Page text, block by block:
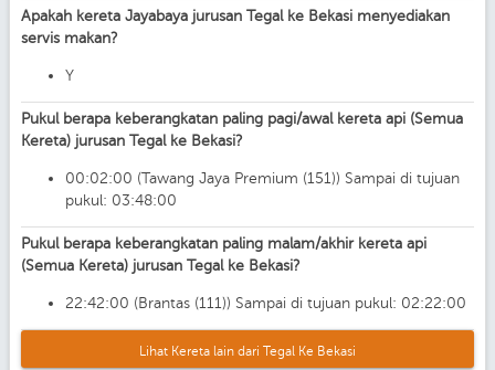
Apakah kereta Jayabaya jurusan Tegal ke Bekasi menyediakan
servis makan?
Y
Pukul berapa keberangkatan paling pagi/awal kereta api (Semua
Kereta) jurusan Tegal ke Bekasi?
00:02:00 (Tawang Jaya Premium (151)) Sampai di tujuan
pukul: 03:48:00
Pukul berapa keberangkatan paling malam/akhir kereta api
(Semua Kereta) jurusan Tegal ke Bekasi?
22:42:00 (Brantas (111)) Sampai di tujuan pukul: 02:22:00
Lihat Kereta lain dari Tegal Ke Bekasi